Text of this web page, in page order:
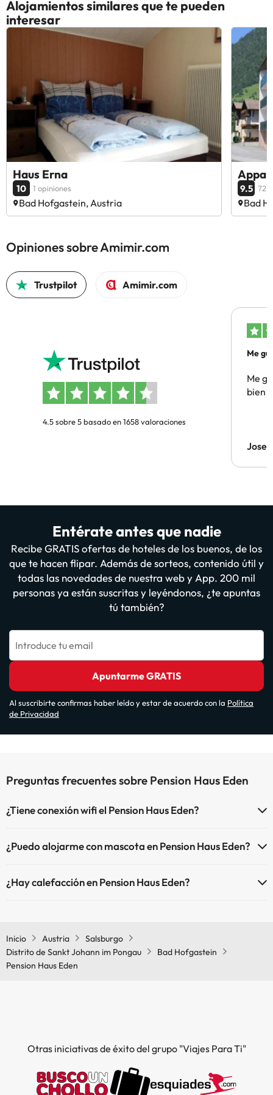
Alojamientos similares que te pueden
interesar
Haus Erna
10 1 opiniones
Bad Hofgastein, Austria
9.5 72
Bad
Opiniones sobre Amimir.com
Trustpilot Amimir.com
4.5 sobre 5 basado en 1658 valoraciones
Me
Me
bien
Jose
Entérate antes que nadie
Recibe GRATIS ofertas de hoteles de los buenos, de los
que te hacen flipar. Además de sorteos, contenido útil y
todas las novedades de nuestra web y App. 200 mil
personas ya están suscritas y leyéndonos, ¿te apuntas
tú también?
Introduce tu email
Apuntarme GRATIS
Al suscribirte confirmas haber leído y estar de acuerdo con la Política
de Privacidad
Preguntas frecuentes sobre Pension Haus Eden
¿Tiene conexión wifi el Pension Haus Eden?
¿Puedo alojarme con mascota en Pension Haus Eden?
pago directo en hotel). Consulta las condiciones.
¿Hay calefacción en Pension Haus Eden?
Inicio Austria
Salsburgo
Distrito de Sankt Johann im Pongau
Bad Hofgastein
Pension Haus Eden
Otras iniciativas de éxito del grupo "Viajes Para Ti"